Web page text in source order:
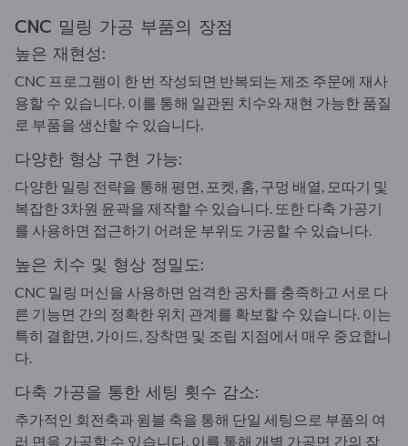
CNC 밀링 가공 부품의 장점
높은 재현성:
CNC 프로그램이 한 번 작성되면 반복되는 제조 주문에 재사
용할 수 있습니다. 이를 통해 일관된 치수와 재현 가능한 품질
로 부품을 생산할 수 있습니다.
다양한 형상 구현 가능:
다양한 밀링 전략을 통해 평면, 포켓, 홈, 구멍 배열, 모따기 및
복잡한 3차원 윤곽을 제작할 수 있습니다. 또한 다축 가공기
를 사용하면 접근하기 어려운 부위도 가공할 수 있습니다.
높은 치수 및 형상 정밀도:
CNC 밀링 머신을 사용하면 엄격한 공차를 충족하고 서로 다
른 기능면 간의 정확한 위치 관계를 확보할 수 있습니다. 이는
특히 결합면, 가이드, 장착면 및 조립 지점에서 매우 중요합니
다.
다축 가공을 통한 세팅 횟수 감소:
추가적인 회전축과 윔블 축을 통해 단일 세팅으로 부품의 여
러 면을 가공할 수 있습니다. 이를 통해 개별 가공면 간의 잠